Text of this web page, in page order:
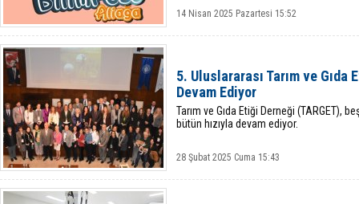
14 Nisan 2025 Pazartesi 15:52
5. Uluslararası Tarım ve Gıda
Devam Ediyor
Tarım ve Gıda Etiği Derneği (TARGET),
bütün hızıyla devam ediyor.
28 Şubat 2025 Cuma 15:43